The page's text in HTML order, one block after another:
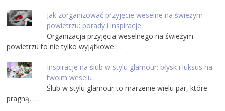
Jak zorganizować przyjęcie weselne na świeżym
powietrzu: porady i inspiracje
Organizacja przyjęcia weselnego na świeżym
powietrzu to nie tylko wyjątkowe …
Inspiracje na ślub w stylu glamour: błysk i luksus na
twoim weselu
Ślub w stylu glamour to marzenie wielu par, które
pragną, …